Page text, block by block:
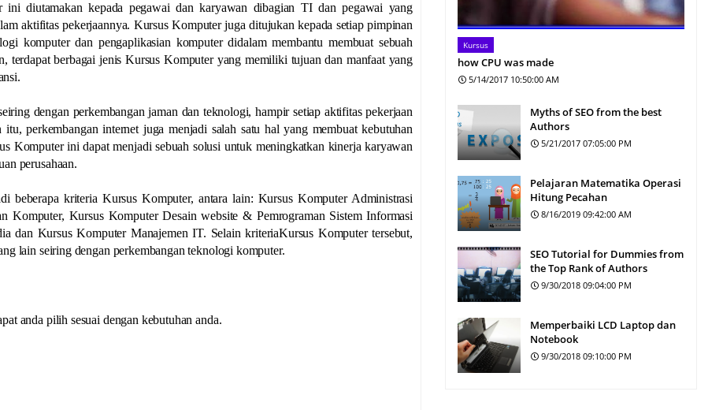
diutamakan kepada pegawai dan karyawan dibagian TI dan pegawai yang
aktifitas pekerjaannya. Kursus Komputer juga ditujukan kepada setiap pimpinan
komputer dan pengaplikasian komputer didalam membantu membuat sebuah
terdapat berbagai jenis Kursus Komputer yang memiliki tujuan dan manfaat yang
dengan perkembangan jaman dan teknologi, hampir setiap aktifitas pekerjaan
perkembangan internet juga menjadi salah satu hal yang membuat kebutuhan
Komputer ini dapat menjadi sebuah solusi untuk meningkatkan kinerja karyawan
perusahaan.
beberapa kriteria Kursus Komputer, antara lain: Kursus Komputer Administrasi
Komputer, Kursus Komputer Desain website & Pemrograman Sistem Informasi
dan Kursus Komputer Manajemen IT. Selain kriteriaKursus Komputer tersebut,
lain seiring dengan perkembangan teknologi komputer.
anda pilih sesuai dengan kebutuhan anda.
Kursus
how CPU was made
5/14/2017 10:50:00 AM
Myths of SEO from the best
Authors
5/21/2017 07:05:00 PM
Pelajaran Matematika Operasi
Hitung Pecahan
8/16/2019 09:42:00 AM
SEO Tutorial for Dummies from
the Top Rank of Authors
9/30/2018 09:04:00 PM
Memperbaiki LCD Laptop dan
Notebook
9/30/2018 09:10:00 PM